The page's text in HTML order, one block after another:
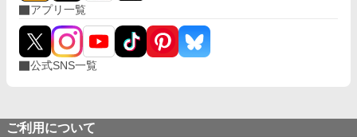
アプリ一覧
公式SNS一覧
ご利用について